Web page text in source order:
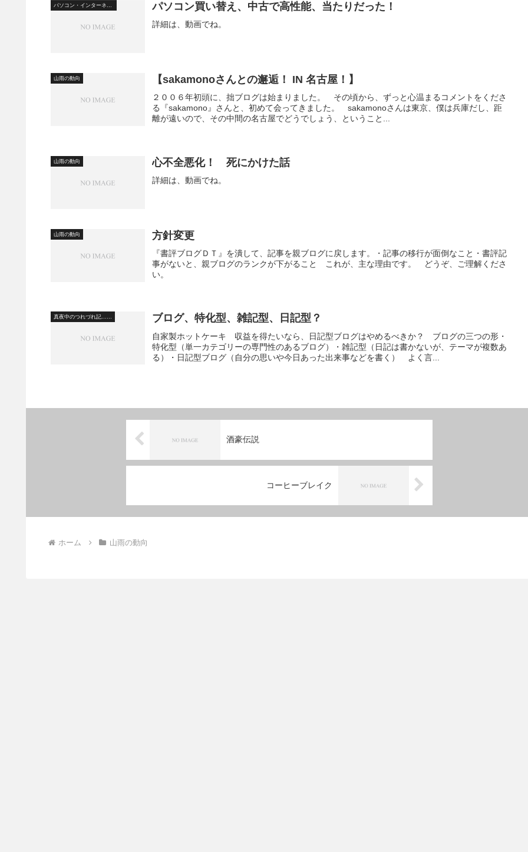
パソコン・インターネット パソコン買い替え、中古で高性能、当たりだった！
詳細は、動画でね。
山雨の動向 【sakamonoさんとの邂逅！ IN 名古屋！】
２００６年初頭に、拙ブログは始まりました。 その頃から、ずっと心温まるコメントをくださ
る『sakamono』さんと、初めて会ってきました。 sakamonoさんは東京、僕は兵庫だし、距
離が遠いので、その中間の名古屋でどうでしょう、ということ...
山雨の動向 心不全悪化！ 死にかけた話
詳細は、動画でね。
山雨の動向 方針変更
『書評ブログＤＴ』を潰して、記事を親ブログに戻します。・記事の移行が面倒なこと・書評記
事がないと、親ブログのランクが下がること これが、主な理由です。 どうぞ、ご理解くださ
い。
真夜中のつれづれ記…… ブログ、特化型、雑記型、日記型？
自家製ホットケーキ 収益を得たいなら、日記型ブログはやめるべきか？ ブログの三つの形・
特化型（単一カテゴリーの専門性のあるブログ）・雑記型（日記は書かないが、テーマが複数あ
る）・日記型ブログ（自分の思いや今日あった出来事などを書く） よく言...
酒豪伝説
コーヒーブレイク
ホーム 山雨の動向